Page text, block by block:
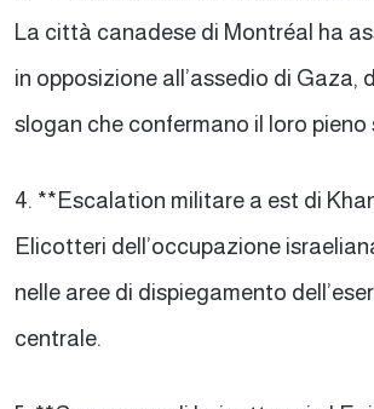
La città canadese di Montréal ha
in opposizione all’assedio di
slogan che confermano il loro
4. **Escalation militare a est di
Elicotteri dell’occupazione
nelle aree di dispiegamento
centrale.